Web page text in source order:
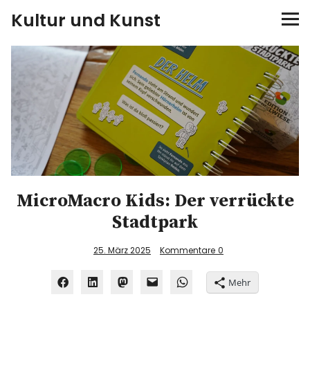
Kultur und Kunst
kultur & kunst
Ausstellungen
Spiele
Konzerte
Museen bei…
Bloggerreisen
Über mich
MicroMacro Kids: Der verrückte
Stadtpark
25. März 2025 Kommentare 0
Mehr